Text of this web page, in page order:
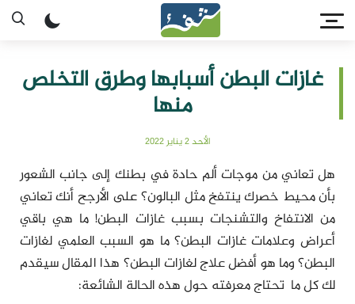
غازات البطن أسبابها وطرق التخلص
منها
الأحد 2 يناير 2022
هل تعاني من موجات ألم حادة في بطنك إلى جانب الشعور
بأن محيط خصرك ينتفخ مثل البالون؟ على الأرجح أنك تعاني
من الانتفاخ والتشنجات بسبب غازات البطن! ما هي باقي
أعراض وعلامات غازات البطن؟ ما هو السبب العلمي لغازات
البطن؟ وما هو أفضل علاج لغازات البطن؟ هذا المقال سيقدم
لك كل ما تحتاج معرفته حول هذه الحالة الشائعة: